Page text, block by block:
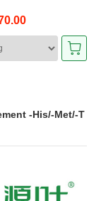
-His/-Met/-T